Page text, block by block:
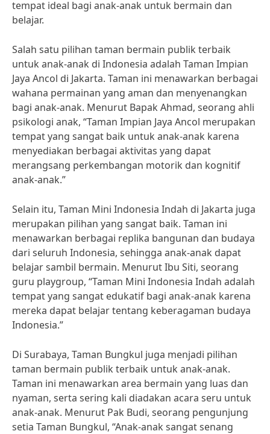
tempat ideal bagi anak-anak untuk bermain dan
belajar.
Salah satu pilihan taman bermain publik terbaik
untuk anak-anak di Indonesia adalah Taman Impian
Jaya Ancol di Jakarta. Taman ini menawarkan berbagai
wahana permainan yang aman dan menyenangkan
bagi anak-anak. Menurut Bapak Ahmad, seorang ahli
psikologi anak, “Taman Impian Jaya Ancol merupakan
tempat yang sangat baik untuk anak-anak karena
menyediakan berbagai aktivitas yang dapat
merangsang perkembangan motorik dan kognitif
anak-anak.”
Selain itu, Taman Mini Indonesia Indah di Jakarta juga
merupakan pilihan yang sangat baik. Taman ini
menawarkan berbagai replika bangunan dan budaya
dari seluruh Indonesia, sehingga anak-anak dapat
belajar sambil bermain. Menurut Ibu Siti, seorang
guru playgroup, “Taman Mini Indonesia Indah adalah
tempat yang sangat edukatif bagi anak-anak karena
mereka dapat belajar tentang keberagaman budaya
Indonesia.”
Di Surabaya, Taman Bungkul juga menjadi pilihan
taman bermain publik terbaik untuk anak-anak.
Taman ini menawarkan area bermain yang luas dan
nyaman, serta sering kali diadakan acara seru untuk
anak-anak. Menurut Pak Budi, seorang pengunjung
setia Taman Bungkul, “Anak-anak sangat senang